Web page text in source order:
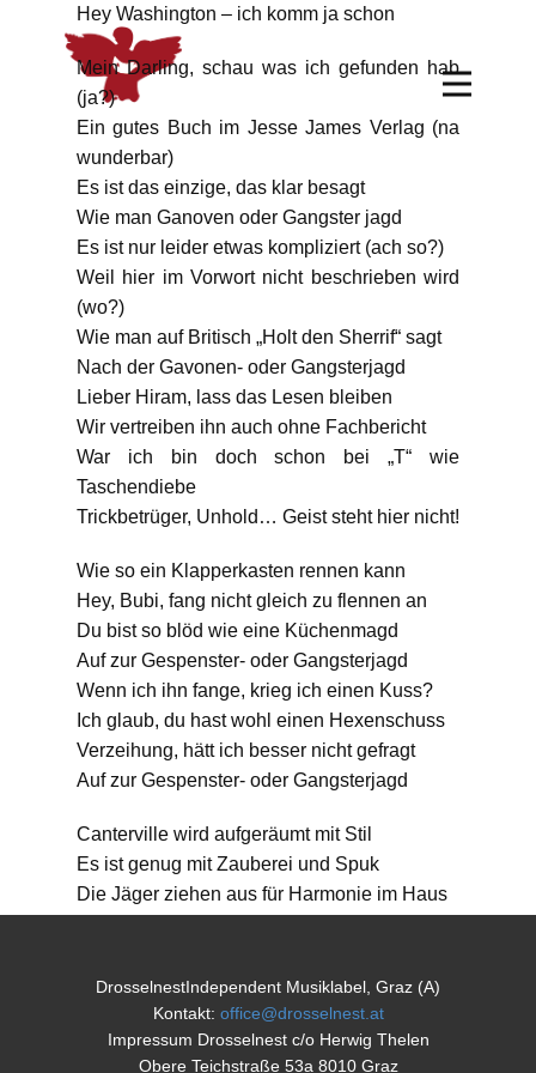
Hey Washington – ich komm ja schon
Mein Darling, schau was ich gefunden hab
(ja?)
Ein gutes Buch im Jesse James Verlag (na
wunderbar)
Es ist das einzige, das klar besagt
Wie man Ganoven oder Gangster jagd
Es ist nur leider etwas kompliziert (ach so?)
Weil hier im Vorwort nicht beschrieben wird
(wo?)
Wie man auf Britisch „Holt den Sherrif“ sagt
Nach der Gavonen- oder Gangsterjagd
Lieber Hiram, lass das Lesen bleiben
Wir vertreiben ihn auch ohne Fachbericht
War ich bin doch schon bei „T“ wie
Taschendiebe
Trickbetrüger, Unhold… Geist steht hier nicht!
Wie so ein Klapperkasten rennen kann
Hey, Bubi, fang nicht gleich zu flennen an
Du bist so blöd wie eine Küchenmagd
Auf zur Gespenster- oder Gangsterjagd
Wenn ich ihn fange, krieg ich einen Kuss?
Ich glaub, du hast wohl einen Hexenschuss
Verzeihung, hätt ich besser nicht gefragt
Auf zur Gespenster- oder Gangsterjagd
Canterville wird aufgeräumt mit Stil
Es ist genug mit Zauberei und Spuk
Die Jäger ziehen aus für Harmonie im Haus
kann gar nicht lesen
Ich sag nur: papperlapapp, denn es ist nicht
schwer
Hier liegt ein großer Sack und drauf steht
DrosselnestIndependent Musiklabel, Graz (A)
Kontakt: office@drosselnest.at
Impressum Drosselnest c/o Herwig Thelen
Obere Teichstraße 53a 8010 Graz